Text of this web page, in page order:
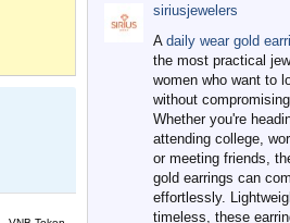
siriusjewelers
A daily wear gold
the most practical
women who want to
without
Whether you're
attending college,
or meeting friends,
gold earrings can
effortlessly.
timeless, these